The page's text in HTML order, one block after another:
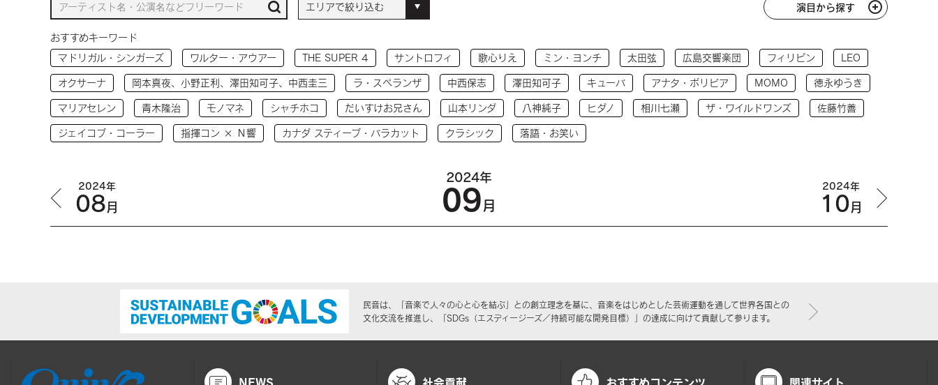
演目から探す
おすすめキーワード
マドリガル・シンガーズ
ワルター・アウアー THE SUPER 4 サントロフィ 歌心りえ ミン・ヨンチ 太田弦 広島交響楽団 フィリピン LEO
オクサーナ 岡本真夜、小野正利、澤田知可子、中西圭三 ラ・スペランザ 中西保志 澤田知可子 キューバ アナタ・ボリビア MOMO 徳永ゆうき
マリアセレン 青木隆治 モノマネ シャチホコ だいすけお兄さん 山本リンダ 八神純子 ヒダノ 相川七瀬 ザ・ワイルドワンズ 佐藤竹善
ジェイコブ・コーラー 指揮コン × Ｎ響 カナダ スティーブ・バラカット クラシック 落語・お笑い
2024年
08月
2024年
09月
2024年
10月
民音は、「音楽で人々の心と心を結ぶ」との創立理念を基に、音楽をはじめとした芸術運動を通して世界各国との
文化交流を推進し、「SDGs（エスディージーズ／持続可能な開発目標）」の達成に向けて貢献して参ります。
NEWS 社会貢献 おすすめコンテンツ 関連サイト